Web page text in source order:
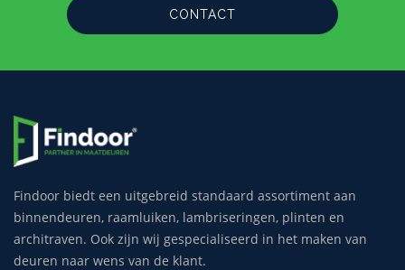
CONTACT
Findoor biedt een uitgebreid standaard assortiment aan
binnendeuren, raamluiken, lambriseringen, plinten en
architraven. Ook zijn wij gespecialiseerd in het maken van
deuren naar wens van de klant.